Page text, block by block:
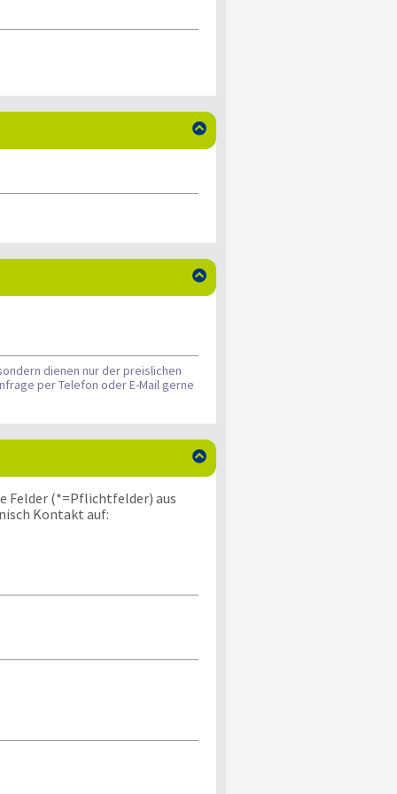


dienen nur der preislichen
per Telefon oder E-Mail gerne

Felder (*=Pflichtfelder) aus
Kontakt auf: